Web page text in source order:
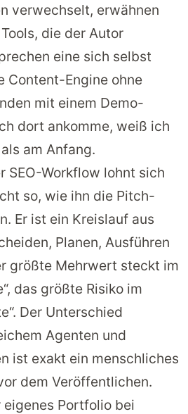
verwechselt, erwähnen
die der Autor
eine sich selbst
Content-Engine ohne
mit einem Demo-
dort ankomme, weiß ich
am Anfang.
SEO-Workflow lohnt sich
so, wie ihn die Pitch-
Er ist ein Kreislauf aus
Planen, Ausführen
größte Mehrwert steckt im
das größte Risiko im
Der Unterschied
Agenten und
ist exakt ein menschliches
dem Veröffentlichen.
eigenes Portfolio bei